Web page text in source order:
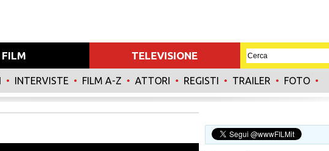
FILM TELEVISIONE
• INTERVISTE • FILM A-Z • ATTORI • REGISTI • TRAILER • FOTO •